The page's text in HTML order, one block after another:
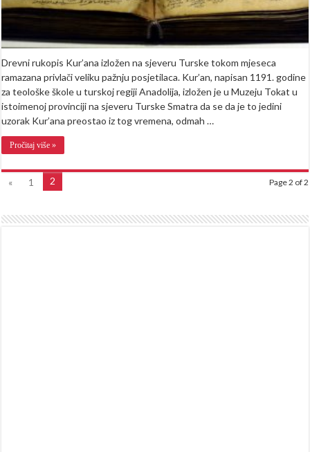
Drevni rukopis Kur’ana izložen na sjeveru Turske tokom mjeseca
ramazana privlači veliku pažnju posjetilaca. Kur’an, napisan 1191. godine
za teološke škole u turskoj regiji Anadolija, izložen je u Muzeju Tokat u
istoimenoj provinciji na sjeveru Turske Smatra da se da je to jedini
uzorak Kur’ana preostao iz tog vremena, odmah …
Pročitaj više »
Page 2 of 2
« 1 2